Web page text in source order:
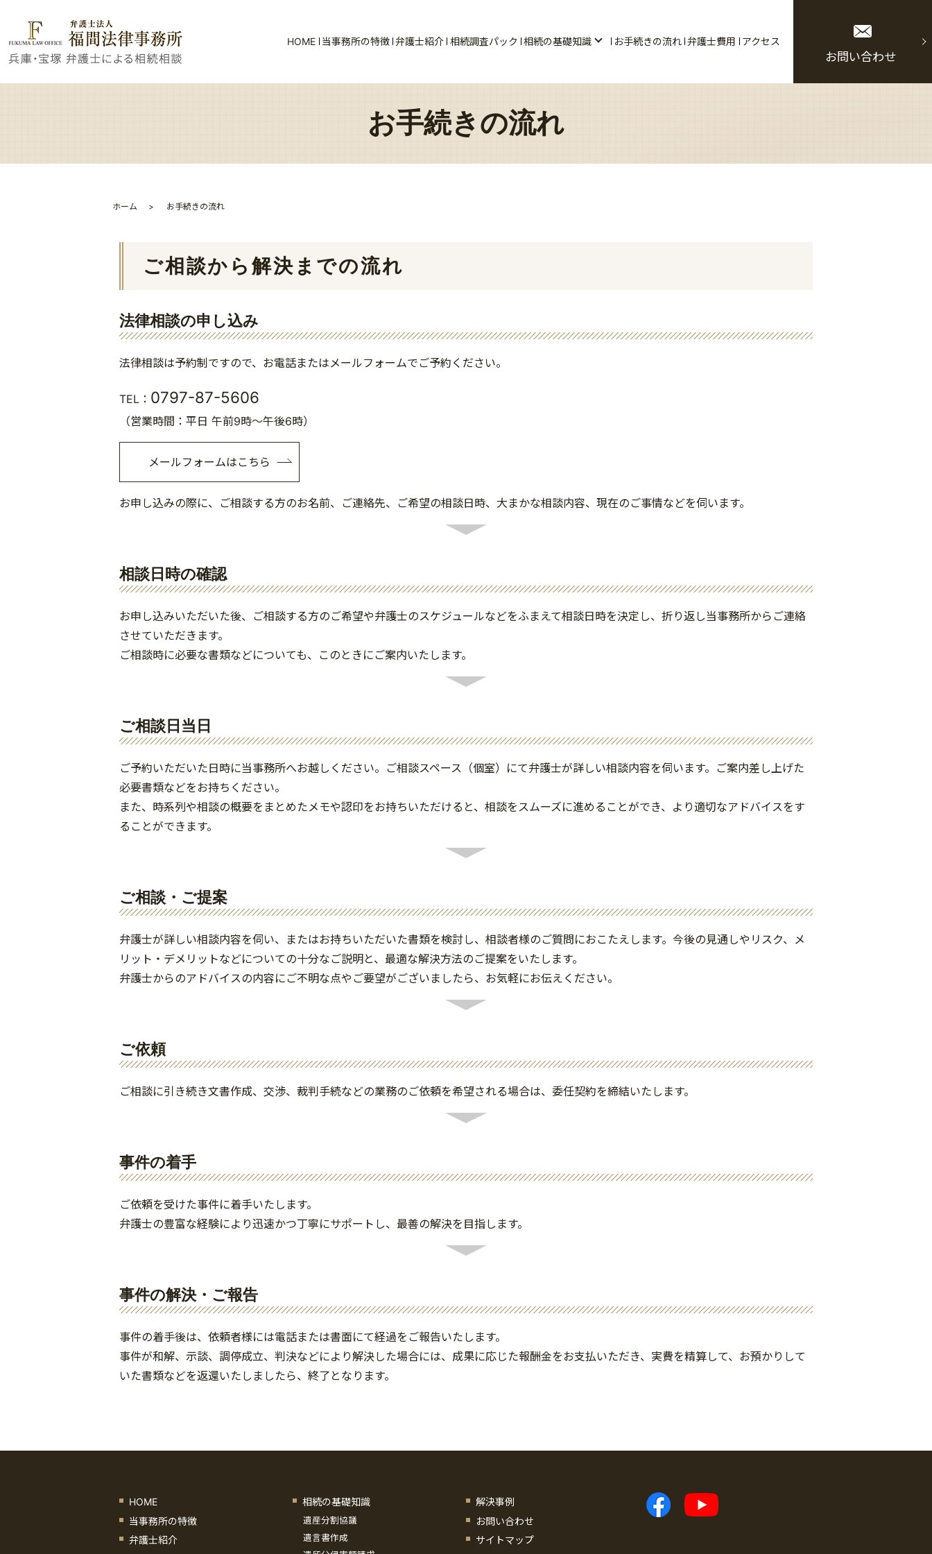
HOME 当事務所の特徴 弁護士紹介 相続調査パック 相続の基礎知識 お手続きの流れ 弁護士費用 アクセス
お問い合わせ
お手続きの流れ
ホーム お手続きの流れ
ご相談から解決までの流れ
法律相談の申し込み
法律相談は予約制ですので、お電話またはメールフォームでご予約ください。
TEL： 0797-87-5606
（営業時間：平日 午前9時～午後6時）
メールフォームはこちら
お申し込みの際に、ご相談する方のお名前、ご連絡先、ご希望の相談日時、大まかな相談内容、現在のご事情などを伺います。
相談日時の確認
お申し込みいただいた後、ご相談する方のご希望や弁護士のスケジュールなどをふまえて相談日時を決定し、折り返し当事務所からご連絡
させていただきます。
ご相談時に必要な書類などについても、このときにご案内いたします。
ご相談日当日
ご予約いただいた日時に当事務所へお越しください。ご相談スペース（個室）にて弁護士が詳しい相談内容を伺います。ご案内差し上げた
必要書類などをお持ちください。
また、時系列や相談の概要をまとめたメモや認印をお持ちいただけると、相談をスムーズに進めることができ、より適切なアドバイスをす
ることができます。
ご相談・ご提案
弁護士が詳しい相談内容を伺い、またはお持ちいただいた書類を検討し、相談者様のご質問におこたえします。今後の見通しやリスク、メ
リット・デメリットなどについての十分なご説明と、最適な解決方法のご提案をいたします。
弁護士からのアドバイスの内容にご不明な点やご要望がございましたら、お気軽にお伝えください。
ご依頼
ご相談に引き続き文書作成、交渉、裁判手続などの業務のご依頼を希望される場合は、委任契約を締結いたします。
事件の着手
ご依頼を受けた事件に着手いたします。
弁護士の豊富な経験により迅速かつ丁寧にサポートし、最善の解決を目指します。
事件の解決・ご報告
事件の着手後は、依頼者様には電話または書面にて経過をご報告いたします。
事件が和解、示談、調停成立、判決などにより解決した場合には、成果に応じた報酬金をお支払いただき、実費を精算して、お預かりして
いた書類などを返還いたしましたら、終了となります。
HOME
当事務所の特徴
弁護士紹介
相続の基礎知識
遺産分割協議
遺言書作成
解決事例
お問い合わせ
サイトマップ